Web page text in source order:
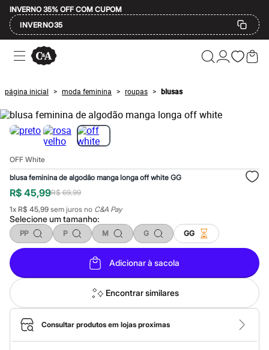
INVERNO 35% OFF COM CUPOM
INVERNO35
Ofertas
Compre por Departamento
Masculino
Infantil
Calçados
Mindse7
Plus Size
Até 20% off
Até 60% off
A partir de 60% off
Feminino
Em alta
Inverno
Alfaiataria
Novidades
Roupas
Blusas e Camisetas
Básicos
Calças
Casacos e Jaquetas
Jeans
Macacões
Saias
Shorts e Bermudas
Vestidos
página inicial > moda feminina > roupas > blusas
OFF White
blusa feminina de algodão manga longa off white GG
R$ 45,99R$ 69,99
1x R$ 45,99 sem juros no C&A Pay
Selecione umtamanho:
PP P M G GG
Adicionar à sacola
Encontrar similares
Consultar produtos em lojas proximas